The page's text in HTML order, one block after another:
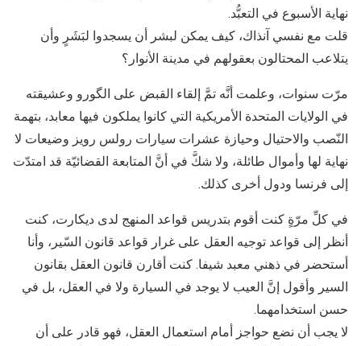
نهاية الأسبوع في التعبُّد.
قلت مع نفسي آنذاك، كيف يمكن لبشر أن يسجدوا لبَشَرٍ وأن
يتلاعب المحتالون بعقولهم في مدينة الأنوار؟
مرّت سنوات، وعلمت أنَّه تمَّ إلقاء القبض على الگورو وعشيقته
في الولايات المتحدة الأمريكية التي كانوا يملكون فيها معابد، بتهمة
النّصب والاحتيال وحيازة عشرات سيارات رولس رويز وضيعات لا
نهاية لها وأموال طائلة، ولا شكَّ في أنَّ المتابعة القضائيّة قد امتدّت
إلى فرنسا ودول أخرى كذلك.
في كلِّ مرّةٍ كنت أقوم بتدريس قواعد المنهج لدى ديكارت، كنت
أنظر إلى قواعد توجيه العقل على غرار قواعد قانون السّير، وأنا
أستحضر في ذهني معبد شيفا. كنت أقارن قانون العقل بقانون
السير وأقول إنَّ العيب لا يوجد في السيارة ولا في العقل، بل في
حسن استخدامهما.
لا يجب أن نضع حواجز أمام استعمال العقل، فهو قادر على أن